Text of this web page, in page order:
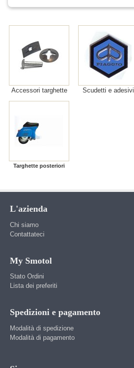
Accessori targhette Scudetti e adesivi
Targhette posteriori
L'azienda
Chi siamo
Contattateci
My Smotol
Stato Ordini
Lista dei preferiti
Spedizioni e pagamento
Modalità di spedizione
Modalità di pagamento